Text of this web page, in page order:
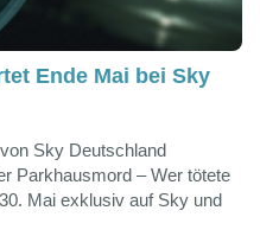
Ende Mai bei Sky
Sky Deutschland
Parkhausmord – Wer tötete
Mai exklusiv auf Sky und